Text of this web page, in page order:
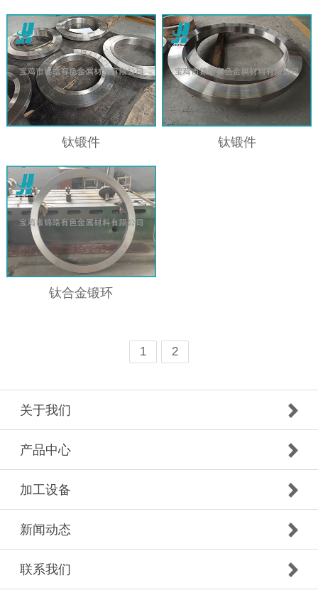
钛锻件 钛锻件
钛合金锻环
1 2
关于我们
产品中心
加工设备
新闻动态
联系我们